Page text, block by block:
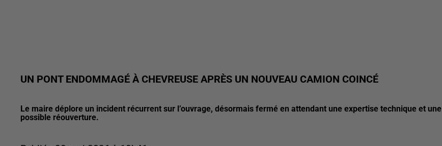
UN PONT ENDOMMAGÉ À CHEVREUSE APRÈS UN NOUVEAU CAMION COINCÉ
Le maire déplore un incident récurrent sur l’ouvrage, désormais fermé en attendant une expertise technique et une
possible réouverture.